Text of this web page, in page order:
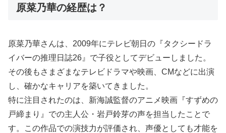
原菜乃華の経歴は？
原菜乃華さんは、2009年にテレビ朝日の『タクシードラ
イバーの推理日誌26』で子役としてデビューしました。
その後もさまざまなテレビドラマや映画、CMなどに出演
し、確かなキャリアを築いてきました。
特に注目されたのは、新海誠監督のアニメ映画『すずめの
戸締まり』での主人公・岩戸鈴芽の声を担当したことで
す。この作品での演技力が評価され、声優としても才能を